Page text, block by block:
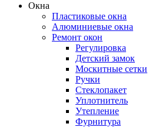
Окна
Пластиковые окна
Алюминиевые окна
Ремонт окон
Регулировка
Детский замок
Москитные сетки
Ручки
Стеклопакет
Уплотнитель
Утепление
Фурнитура